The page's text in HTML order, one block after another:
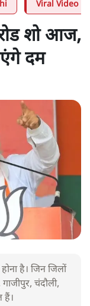
Viral Video
रोड शो आज,
दम
है। जिन जिलों
चंदौली,
हैं।